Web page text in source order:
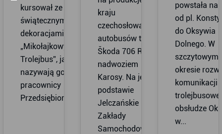
kursował ze
świątecznymi
dekoracjami.
„Mikołajkowy
Trolejbus”, jak
nazywają go
pracownicy
Przedsiębiorstwa...
kraju
czechosłowackich
autobusów typu
Škoda 706 RTO z
nadwoziem
Karosy. Na jej
podstawie
Jelczańskie
Zakłady
Samochodowe w
powstała na
od pl.
do Oksywia
Dolnego. W
szczytowym
okresie
komunikacji
obsłudze
w...